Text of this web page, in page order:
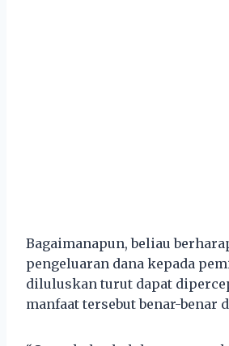
Bagaimanapun, beliau
pengeluaran dana kepada
diluluskan turut dapat
manfaat tersebut benar-benar